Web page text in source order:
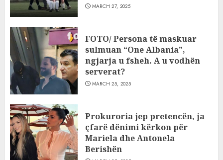
MARCH 27, 2025
FOTO/ Persona të maskuar
sulmuan “One Albania”,
ngjarja u fsheh. A u vodhën
serverat?
MARCH 25, 2025
Prokuroria jep pretencën, ja
çfarë dënimi kërkon për
Mariela dhe Antonela
Berishën